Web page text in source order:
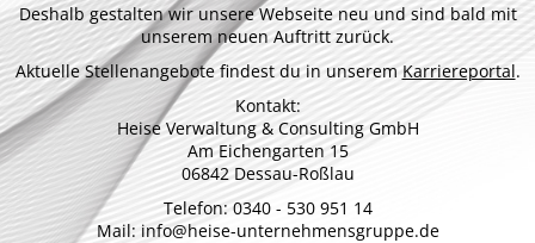
Deshalb gestalten wir unsere Webseite neu und sind bald mit
unserem neuen Auftritt zurück.
Aktuelle Stellenangebote findest du in unseremKarriereportal.
Kontakt:
Heise Verwaltung & Consulting GmbH
Am Eichengarten 15
06842 Dessau-Roßlau
Telefon: 0340 - 530 951 14
Mail: info@heise-unternehmensgruppe.de